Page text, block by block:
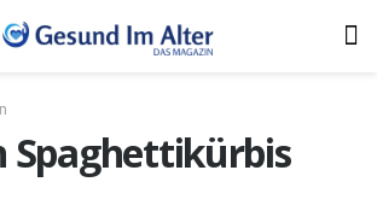
Spaghettikürbis